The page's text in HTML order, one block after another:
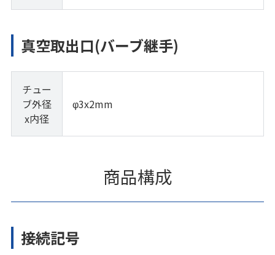
真空取出口(バーブ継手)
チュー
ブ外径
x内径
φ3x2mm
商品構成
接続記号